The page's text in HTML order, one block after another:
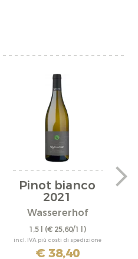
Pinot bianco
2021
Wassererhof
1,5 l (€ 25,60/1 l)
incl. IVA più costi di spedizione
€ 38,40